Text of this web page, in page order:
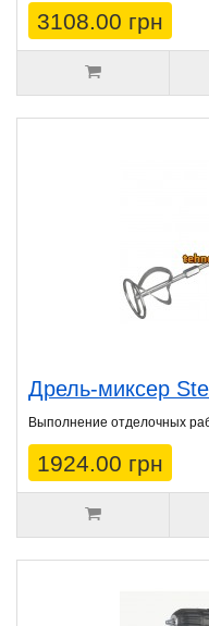
3108.00 грн
Дрель-миксер
Выполнение отделочных
1924.00 грн